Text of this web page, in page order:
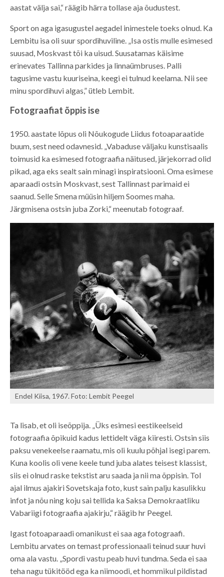
aastat välja sai,“ räägib härra tollase aja õudustest.
Sport on aga igasugustel aegadel inimestele toeks olnud. Ka
Lembitu isa oli suur spordihuviline. „Isa ostis mulle esimesed
suusad, Moskvast tõi ka uisud. Suusatamas käisime
erinevates Tallinna parkides ja linnaümbruses. Palli
tagusime vastu kuuriseina, keegi ei tulnud keelama. Nii see
minu spordihuvi algas,” ütleb Lembit.
Fotograafiat õppis ise
1950. aastate lõpus oli Nõukogude Liidus fotoaparaatide
buum, sest need odavnesid. „Vabaduse väljaku kunstisaalis
toimusid ka esimesed fotograafia näitused, järjekorrad olid
pikad, aga eks sealt sain minagi inspiratsiooni. Oma esimese
aparaadi ostsin Moskvast, sest Tallinnast parimaid ei
saanud. Selle Smena müüsin hiljem Soomes maha.
Järgmisena ostsin juba Zorki,“ meenutab fotograaf.
Endel Kiisa, 1967. Foto: Lembit Peegel
Ta lisab, et oli iseõppija. „Üks esimesi eestikeelseid
fotograafia õpikuid kadus lettidelt väga kiiresti. Ostsin siis
paksu venekeelse raamatu, mis oli kuulu põhjal isegi parem.
Kuna koolis oli vene keele tund juba alates teisest klassist,
siis ei olnud raske tekstist aru saada ja nii ma õppisin. Tol
ajal ilmus ajakiri Sovetskaja foto, kust sain palju kasulikku
infot ja nõu ning koju sai tellida ka Saksa Demokraatliku
Vabariigi fotograafia ajakirju,“ räägib hr Peegel.
Igast fotoaparaadi omanikust ei saa aga fotograafi.
Lembitu arvates on temast professionaali teinud suur huvi
oma ala vastu. „Spordi vastu peab huvi tundma. Seda ei saa
teha nagu tükitööd ega ka niimoodi, et hommikul pildistad